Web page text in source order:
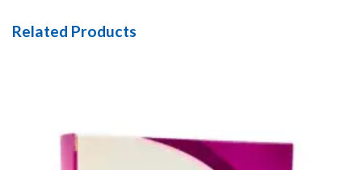
Related Products